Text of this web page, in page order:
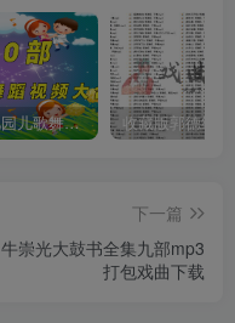
300部幼儿园儿歌舞蹈视频大合集
下一篇
牛崇光大鼓书全集九部mp3
打包戏曲下载